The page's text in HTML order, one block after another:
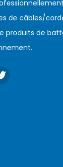
de câbles/
produits de